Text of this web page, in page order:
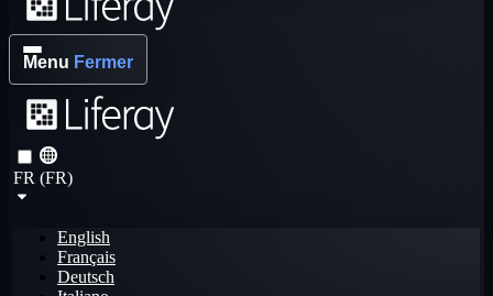
Menu Fermer
FR (FR)
English
Français
Deutsch